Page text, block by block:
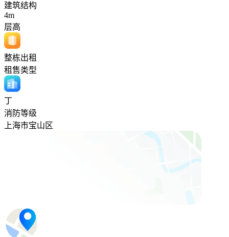
建筑结构
4m
层高
整栋出租
租售类型
丁
消防等级
上海市宝山区